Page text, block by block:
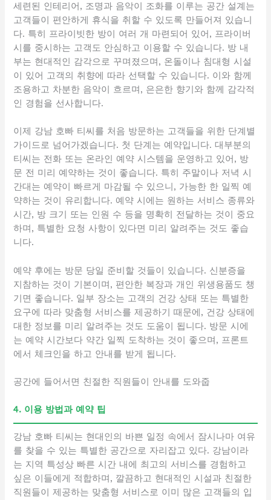
세련된 인테리어, 조명과 음악이 조화를 이루는 공간 설계는
고객들이 편안하게 휴식을 취할 수 있도록 만들어져 있습니
다. 특히 프라이빗한 방이 여러 개 마련되어 있어, 프라이버
시를 중시하는 고객도 안심하고 이용할 수 있습니다. 방 내
부는 현대적인 감각으로 꾸며졌으며, 온돌이나 침대형 시설
이 있어 고객의 취향에 따라 선택할 수 있습니다. 이와 함께
조용하고 차분한 음악이 흐르며, 은은한 향기와 함께 감각적
인 경험을 선사합니다.
이제 강남 호빠 티씨를 처음 방문하는 고객들을 위한 단계별
가이드로 넘어가겠습니다. 첫 단계는 예약입니다. 대부분의
티씨는 전화 또는 온라인 예약 시스템을 운영하고 있어, 방
문 전 미리 예약하는 것이 좋습니다. 특히 주말이나 저녁 시
간대는 예약이 빠르게 마감될 수 있으니, 가능한 한 일찍 예
약하는 것이 유리합니다. 예약 시에는 원하는 서비스 종류와
시간, 방 크기 또는 인원 수 등을 명확히 전달하는 것이 중요
하며, 특별한 요청 사항이 있다면 미리 알려주는 것도 좋습
니다.
예약 후에는 방문 당일 준비할 것들이 있습니다. 신분증을
지참하는 것이 기본이며, 편안한 복장과 개인 위생용품도 챙
기면 좋습니다. 일부 장소는 고객의 건강 상태 또는 특별한
요구에 따라 맞춤형 서비스를 제공하기 때문에, 건강 상태에
대한 정보를 미리 알려주는 것도 도움이 됩니다. 방문 시에
는 예약 시간보다 약간 일찍 도착하는 것이 좋으며, 프론트
에서 체크인을 하고 안내를 받게 됩니다.
공간에 들어서면 친절한 직원들이 안내를 도와줍
4. 이용 방법과 예약 팁
강남 호빠 티씨는 현대인의 바쁜 일정 속에서 잠시나마 여유
를 찾을 수 있는 특별한 공간으로 자리잡고 있다. 강남이라
는 지역 특성상 빠른 시간 내에 최고의 서비스를 경험하고
싶은 이들에게 적합하며, 깔끔하고 현대적인 시설과 친절한
직원들이 제공하는 맞춤형 서비스로 이미 많은 고객들의 입